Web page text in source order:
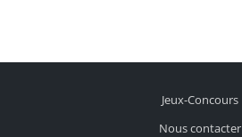
Jeux-Concours
Nous contacter